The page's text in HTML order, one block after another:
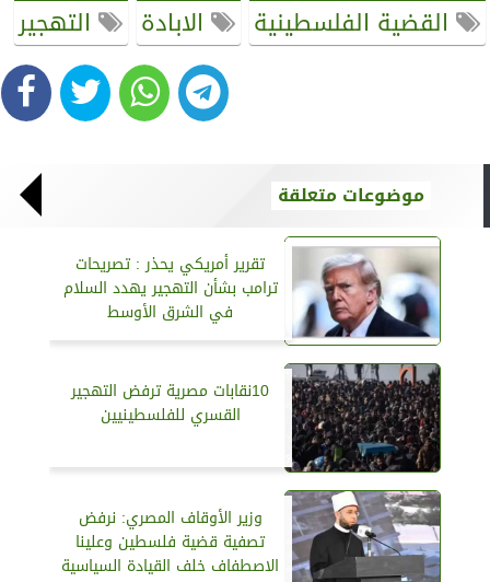
القضية الفلسطينية الابادة التهجير
موضوعات متعلقة
تقرير أمريكي يحذر : تصريحات
ترامب بشأن التهجير يهدد السلام
في الشرق الأوسط
10نقابات مصرية ترفض التهجير
القسري للفلسطينيين
وزير الأوقاف المصري: نرفض
تصفية قضية فلسطين وعلينا
الاصطفاف خلف القيادة السياسية